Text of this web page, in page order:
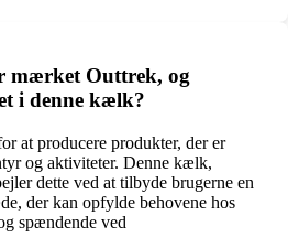
mærket Outtrek, og
i denne kælk?
at producere produkter, der er
og aktiviteter. Denne kælk,
dette ved at tilbyde brugerne en
der kan opfylde behovene hos
spændende ved